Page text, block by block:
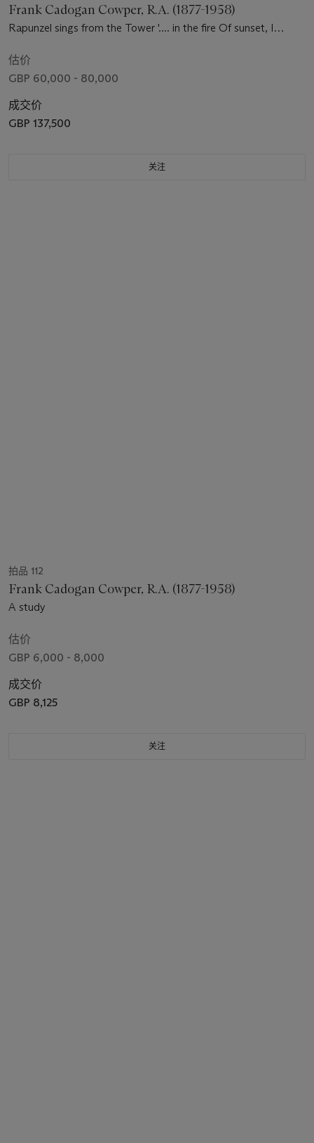
Frank Cadogan Cowper, R.A. (1877-1958)
Rapunzel sings from the Tower '.... in the fire Of sunset, I
kiss me in this very place' (Rapunzel - William Morris)
估价
GBP 60,000 - 80,000
成交价
GBP 137,500
关注
拍品 112
Frank Cadogan Cowper, R.A. (1877-1958)
A study
估价
GBP 6,000 - 8,000
成交价
GBP 8,125
关注